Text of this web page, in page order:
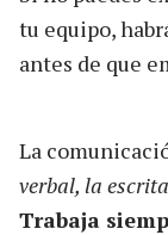
tu equipo,
antes de que
La
verbal, la
Trabaja